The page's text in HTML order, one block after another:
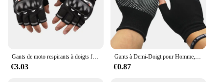
Gants de moto respirants à doigts fermés pour hommes, gants de course, sports de plein air, équitation Crossbike
€3.03
Gants à Demi-Doigt pour Homme, Extérieur, Non-ALD Wear Resis, Sports, Tir, html, Airsoft, Moto, Cyclisme, Vélo, Isoto
€0.87